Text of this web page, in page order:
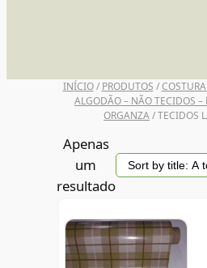
INÍCIO/ PRODUTOS /
ALGODÃO – NÃO TECIDOS –
ORGANZA/ TECIDOS
Apenas
um
resultado